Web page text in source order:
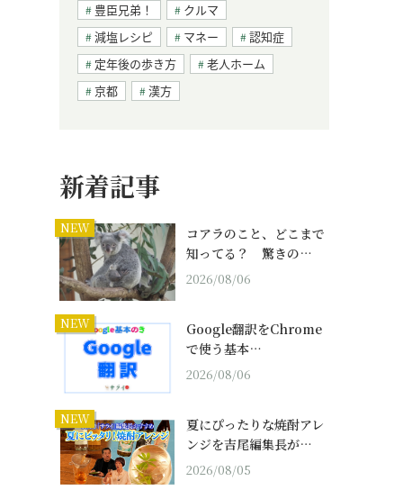
豊臣兄弟！
クルマ
減塩レシピ
マネー
認知症
定年後の歩き方
老人ホーム
京都
漢方
新着記事
NEW
コアラのこと、どこまで
知ってる？ 驚きの…
2026/08/06
NEW
Google翻訳をChrome
で使う基本…
2026/08/06
NEW
夏にぴったりな焼酎アレ
ンジを吉尾編集長が…
2026/08/05